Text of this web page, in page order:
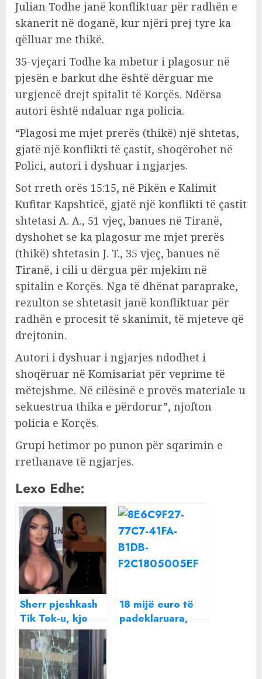
Julian Todhe janë konfliktuar për radhën e
skanerit në doganë, kur njëri prej tyre ka
qëlluar me thikë.
35-vjeçari Todhe ka mbetur i plagosur në
pjesën e barkut dhe është dërguar me
urgjencë drejt spitalit të Korçës. Ndërsa
autori është ndaluar nga policia.
“Plagosi me mjet prerës (thikë) një shtetas,
gjatë një konflikti të çastit, shoqërohet në
Polici, autori i dyshuar i ngjarjes.
Sot rreth orës 15:15, në Pikën e Kalimit
Kufitar Kapshticë, gjatë një konflikti të çastit
shtetasi A. A., 51 vjeç, banues në Tiranë,
dyshohet se ka plagosur me mjet prerës
(thikë) shtetasin J. T., 35 vjeç, banues në
Tiranë, i cili u dërgua për mjekim në
spitalin e Korçës. Nga të dhënat paraprake,
rezulton se shtetasit janë konfliktuar për
radhën e procesit të skanimit, të mjeteve që
drejtonin.
Autori i dyshuar i ngjarjes ndodhet i
shoqëruar në Komisariat për veprime të
mëtejshme. Në cilësinë e provës materiale u
sekuestrua thika e përdorur”, njofton
policia e Korçës.
Grupi hetimor po punon për sqarimin e
rrethanave të ngjarjes.
Lexo Edhe:
Sherr pjeshkash
Tik Tok-u, kjo
është vajza e
famshme që
goditi me thikë
dy motrat
18 mijë euro të
padeklaruara,